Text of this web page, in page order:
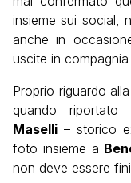
insieme sui social,
anche in
uscite in
Proprio riguardo
quando
Maselli – storico
foto insieme a
non deve essere